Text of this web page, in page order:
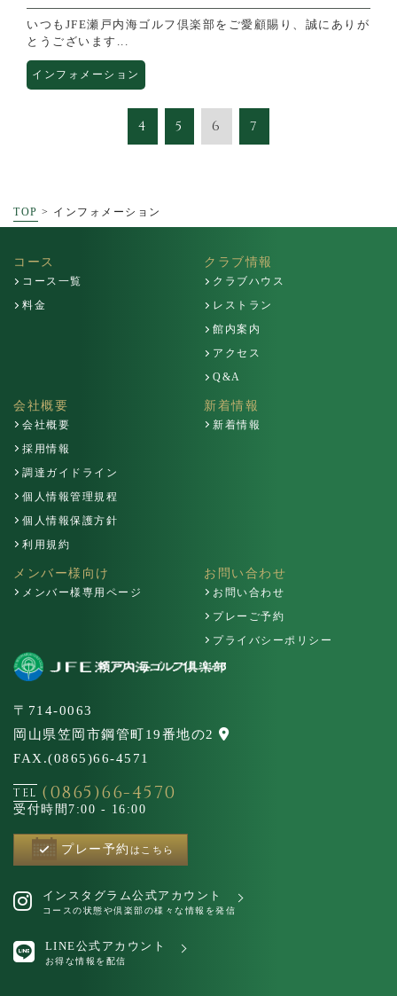
いつもJFE瀬戸内海ゴルフ倶楽部をご愛顧賜り、誠にありが
とうございます...
インフォメーション
4 5 6 7
TOP > インフォメーション
コース
コース一覧
料金
クラブ情報
クラブハウス
レストラン
館内案内
アクセス
Q&A
会社概要
会社概要
採用情報
調達ガイドライン
個人情報管理規程
個人情報保護方針
利用規約
新着情報
新着情報
メンバー様向け
メンバー様専用ページ
お問い合わせ
お問い合わせ
プレーご予約
プライバシーポリシー
〒714-0063
岡山県笠岡市鋼管町19番地の2
FAX.(0865)66-4571
TEL (0865)66-4570
受付時間 7:00 - 16:00
プレー予約 はこちら
インスタグラム公式アカウント
コースの状態や倶楽部の様々な情報を発信
LINE公式アカウント
お得な情報を配信